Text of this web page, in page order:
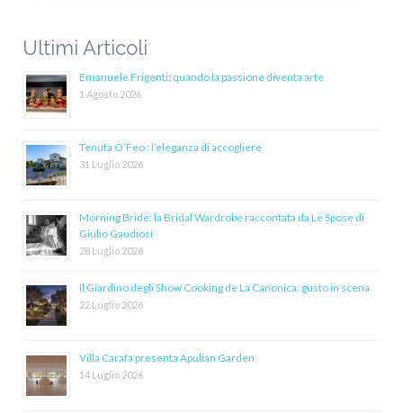
Ultimi Articoli
Emanuele Frigenti: quando la passione diventa arte
1 Agosto 2026
Tenuta O’Feo : l’eleganza di accogliere
31 Luglio 2026
Morning Bride: la Bridal Wardrobe raccontata da Le Spose di
Giulio Gaudiosi
28 Luglio 2026
Il Giardino degli Show Cooking de La Canonica: gusto in scena
22 Luglio 2026
Villa Carafa presenta Apulian Garden
14 Luglio 2026